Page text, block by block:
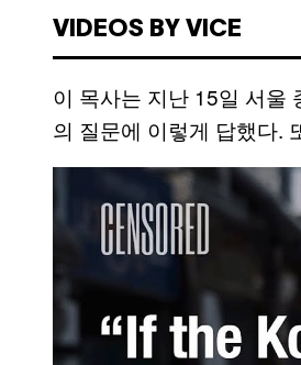
VIDEOS BY VICE
이 목사는 지난 15일 서울
의 질문에 이렇게 답했다.